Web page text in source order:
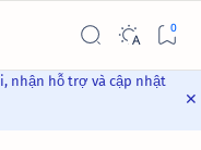
nhận hỗ trợ và cập nhật